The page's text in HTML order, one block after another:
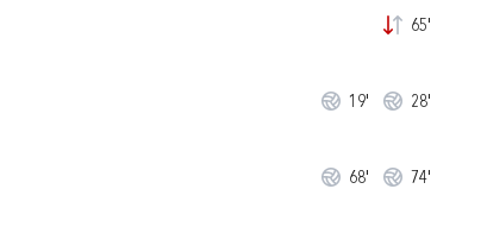
65'
19' 28'
68' 74'